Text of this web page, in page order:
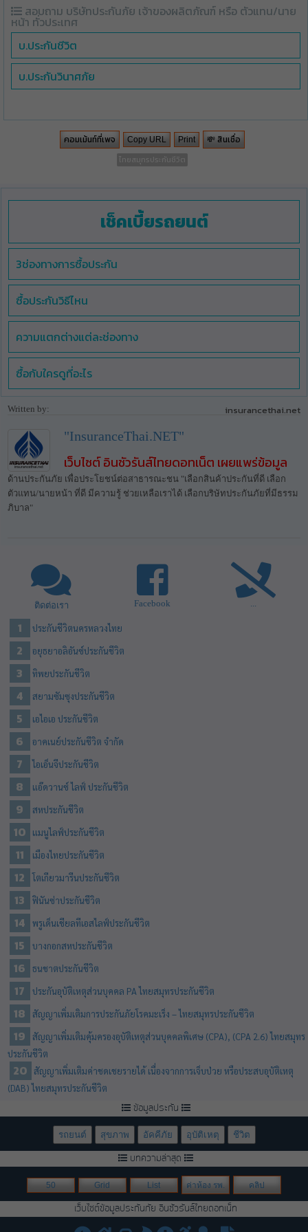
สอบถาม บริษัทประกันภัย เจ้าของผลิตภัณฑ์ หรือ ตัวแทน/นาย
หน้า ทั่วประเทศ
บ.ประกันชีวิต
บ.ประกันวินาศภัย
คอมเม้นท์ที่เพจ Copy URL Print 💸 สินเชื่อ
ไทยสมุทรประกันชีวิต
เช็คเบี้ยรถยนต์
3ช่องทางการซื้อประกัน
ซื้อประกันวิธีไหน
ความแตกต่างแต่ละช่องทาง
ซื้อกับใครดูที่อะไร
Written by: insurancethai.net
"InsuranceThai.NET"
เว็บไซต์ อินชัวรันส์ไทยดอทเน็ต เผยแพร่ข้อมูล
ด้านประกันภัย เพื่อประโยชน์ต่อสาธารณะชน "เลือกสินค้าประกันที่ดี เลือก
ตัวแทน/นายหน้า ที่ดี มีความรู้ ช่วยเหลือเราได้ เลือกบริษัทประกันภัยที่มีธรรม
ภิบาล"
ติดต่อเรา Facebook ...
ประกันชีวิตนครหลวงไทย
อยุธยาอลิอันซ์ประกันชีวิต
ทิพยประกันชีวิต
สยามซัมซุงประกันชีวิต
เอไอเอ ประกันชีวิต
อาคเนย์ประกันชีวิต จำกัด
ไอเอ็นจีประกันชีวิต
แอ๊ดวานซ์ ไลฟ์ ประกันชีวิต
สหประกันชีวิต
แมนูไลฟ์ประกันชีวิต
เมืองไทยประกันชีวิต
โตเกียวมารีนประกันชีวิต
ฟินันซ่าประกันชีวิต
พรูเด็นเชียลทีเอสไลฟ์ประกันชีวิต
บางกอกสหประกันชีวิต
ธนชาตประกันชีวิต
ประกันอุบัติเหตุส่วนบุคคล PA ไทยสมุทรประกันชีวิต
สัญญาเพิ่มเติมการประกันภัยโรคมะเร็ง – ไทยสมุทรประกันชีวิต
สัญญาเพิ่มเติมคุ้มครองอุบัติเหตุส่วนบุคคลพิเศษ (CPA), (CPA 2.6) ไทยสมุทร
ประกันชีวิต
สัญญาเพิ่มเติมค่าชดเชยรายได้ เนื่องจากการเจ็บป่วย หรือประสบอุบัติเหตุ
(DAB) ไทยสมุทรประกันชีวิต
ข้อมูลประกัน
รถยนต์ สุขภาพ อัคคีภัย อุบัติเหตุ ชีวิต
บทความล่าสุด
50 Grid List ค่าห้อง รพ. คลิป
เว็บไซต์ข้อมูลประกันภัย อินชัวรันส์ไทยดอทเน็ท